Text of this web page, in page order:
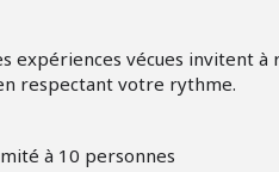
expériences vécues invitent
respectant votre rythme.
à 10 personnes